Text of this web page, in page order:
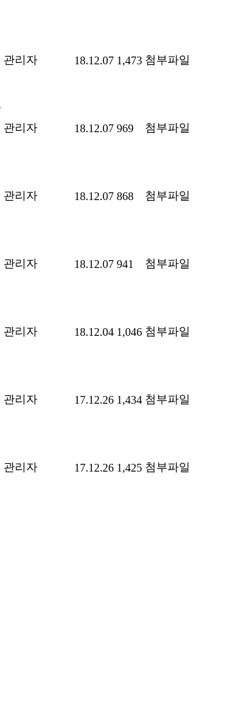
관리자 18.12.07 1,473 첨부파일
관리자 18.12.07 969 첨부파일
관리자 18.12.07 868 첨부파일
관리자 18.12.07 941 첨부파일
관리자 18.12.04 1,046 첨부파일
관리자 17.12.26 1,434 첨부파일
관리자 17.12.26 1,425 첨부파일